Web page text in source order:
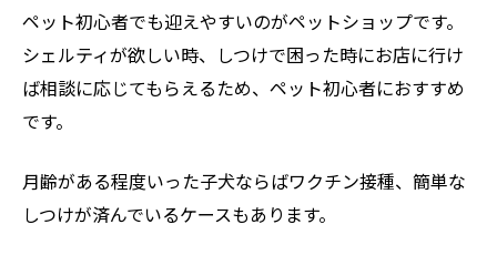
ペット初心者でも迎えやすいのがペットショップです。
シェルティが欲しい時、しつけで困った時にお店に行け
ば相談に応じてもらえるため、ペット初心者におすすめ
です。
月齢がある程度いった子犬ならばワクチン接種、簡単な
しつけが済んでいるケースもあります。